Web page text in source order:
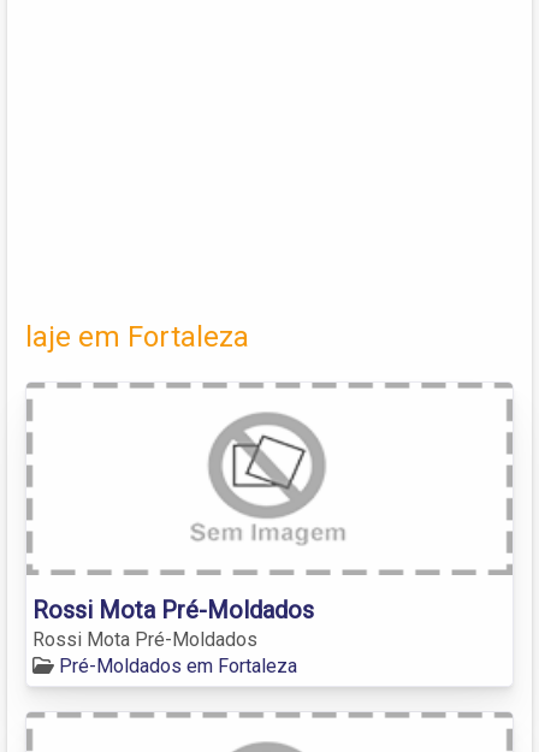
laje em Fortaleza
Rossi Mota Pré-Moldados
Rossi Mota Pré-Moldados
Pré-Moldados em Fortaleza